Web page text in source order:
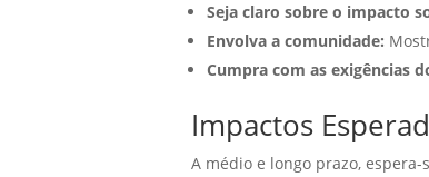
Seja claro sobre o impacto
Envolva a comunidade:
Cumpra com as exigências
Impactos
A médio e longo prazo,